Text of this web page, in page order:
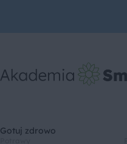
Gotuj zdrowo